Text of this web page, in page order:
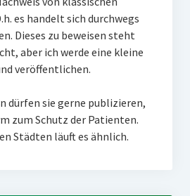
es handelt sich durchwegs
Dieses zu beweisen steht
aber ich werde eine kleine
veröffentlichen.
dürfen sie gerne publizieren,
zum Schutz der Patienten.
Städten läuft es ähnlich.